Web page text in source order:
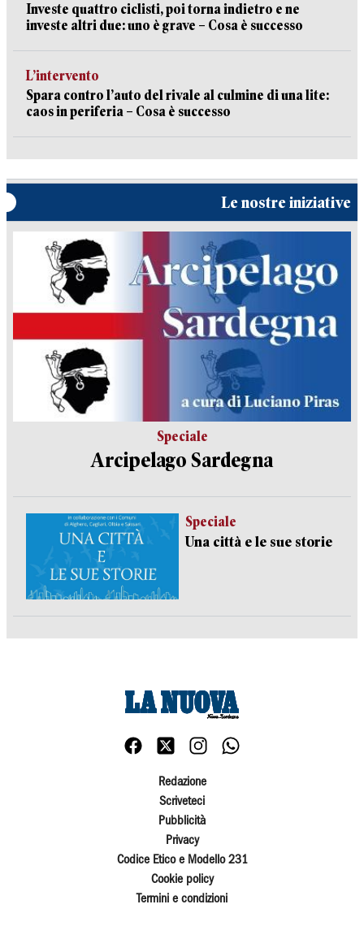
Investe quattro ciclisti, poi torna indietro e ne
investe altri due: uno è grave – Cosa è successo
L’intervento
Spara contro l’auto del rivale al culmine di una lite:
caos in periferia – Cosa è successo
Le nostre iniziative
Speciale
Arcipelago Sardegna
Speciale
Una città e le sue storie
Redazione
Scriveteci
Pubblicità
Privacy
Codice Etico e Modello 231
Cookie policy
Termini e condizioni